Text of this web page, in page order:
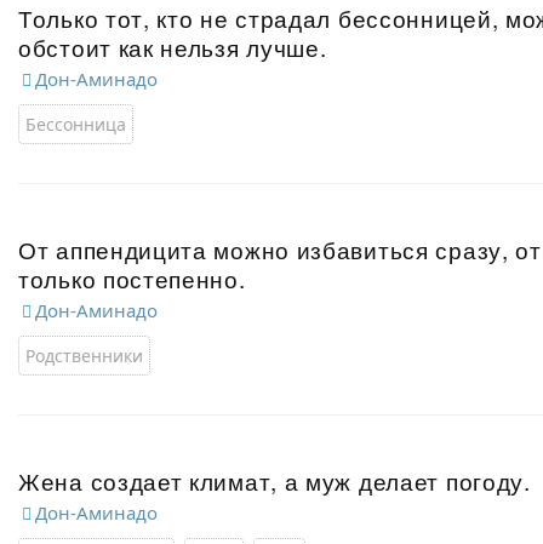
Только тот, кто не страдал бессонницей,
обстоит как нельзя лучше.
Дон-Аминадо
Бессонница
От аппендицита можно избавиться сразу,
только постепенно.
Дон-Аминадо
Родственники
Жена создает климат, а муж делает погоду.
Дон-Аминадо